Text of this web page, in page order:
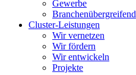
Gewerbe
Branchenübergreifend
Cluster-Leistungen
Wir vernetzen
Wir fördern
Wir entwickeln
Projekte